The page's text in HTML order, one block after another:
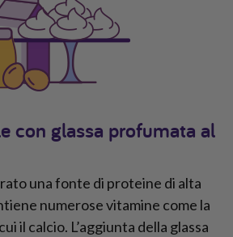
con glassa profumata al
una fonte di proteine di alta
numerose vitamine come la
il calcio. L’aggiunta della glassa